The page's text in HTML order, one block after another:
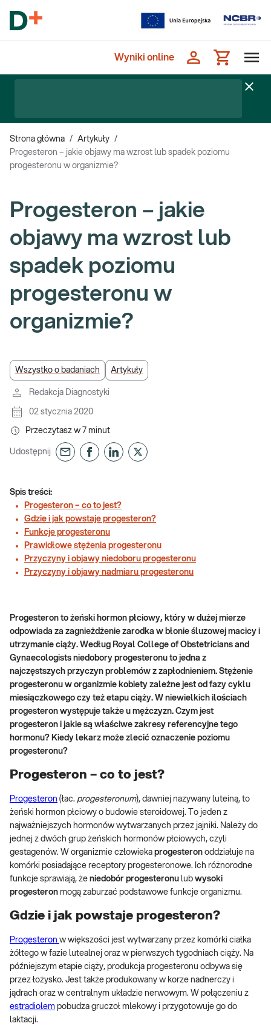
Wyniki online
Strona główna / Artykuły /
Progesteron – jakie objawy ma wzrost lub spadek poziomu
progesteronu w organizmie?
Progesteron – jakie
objawy ma wzrost lub
spadek poziomu
progesteronu w
organizmie?
Wszystko o badaniach Artykuły
Redakcja Diagnostyki
02 stycznia 2020
Przeczytasz w 7 minut
Udostępnij
Spis treści:
Progesteron – co to jest?
Gdzie i jak powstaje progesteron?
Funkcje progesteronu
Prawidłowe stężenia progesteronu
Przyczyny i objawy niedoboru progesteronu
Przyczyny i objawy nadmiaru progesteronu
Progesteron to żeński hormon płciowy, który w dużej mierze
odpowiada za zagnieżdżenie zarodka w błonie śluzowej macicy i
utrzymanie ciąży. Według Royal College of Obstetricians and
Gynaecologists niedobory progesteronu to jedna z
najczęstszych przyczyn problemów z zapłodnieniem. Stężenie
progesteronu w organizmie kobiety zależne jest od fazy cyklu
miesiączkowego czy też etapu ciąży. W niewielkich ilościach
progesteron występuje także u mężczyzn. Czym jest
progesteron i jakie są właściwe zakresy referencyjne tego
hormonu? Kiedy lekarz może zlecić oznaczenie poziomu
progesteronu?
Progesteron – co to jest?
Progesteron (łac. progesteronum), dawniej nazywany luteiną, to
żeński hormon płciowy o budowie steroidowej. To jeden z
najważniejszych hormonów wytwarzanych przez jajniki. Należy do
jednej z dwóch grup żeńskich hormonów płciowych, czyli
gestagenów. W organizmie człowieka progesteron oddziałuje na
komórki posiadające receptory progesteronowe. Ich różnorodne
funkcje sprawiają, że niedobór progesteronu lub wysoki
progesteron mogą zaburzać podstawowe funkcje organizmu.
Gdzie i jak powstaje progesteron?
Progesteron w większości jest wytwarzany przez komórki ciałka
żółtego w fazie lutealnej oraz w pierwszych tygodniach ciąży. Na
późniejszym etapie ciąży, produkcja progesteronu odbywa się
przez łożysko. Jest także produkowany w korze nadnerczy i
jądrach oraz w centralnym układzie nerwowym. W połączeniu z
estradiolem pobudza gruczoł mlekowy i przygotowuje go do
laktacji.